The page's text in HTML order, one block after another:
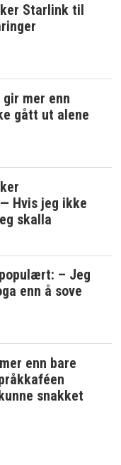
Starlink til
mer enn
gått ut alene
Hvis jeg ikke
skalla
– Jeg
enn å sove
enn bare
snakket